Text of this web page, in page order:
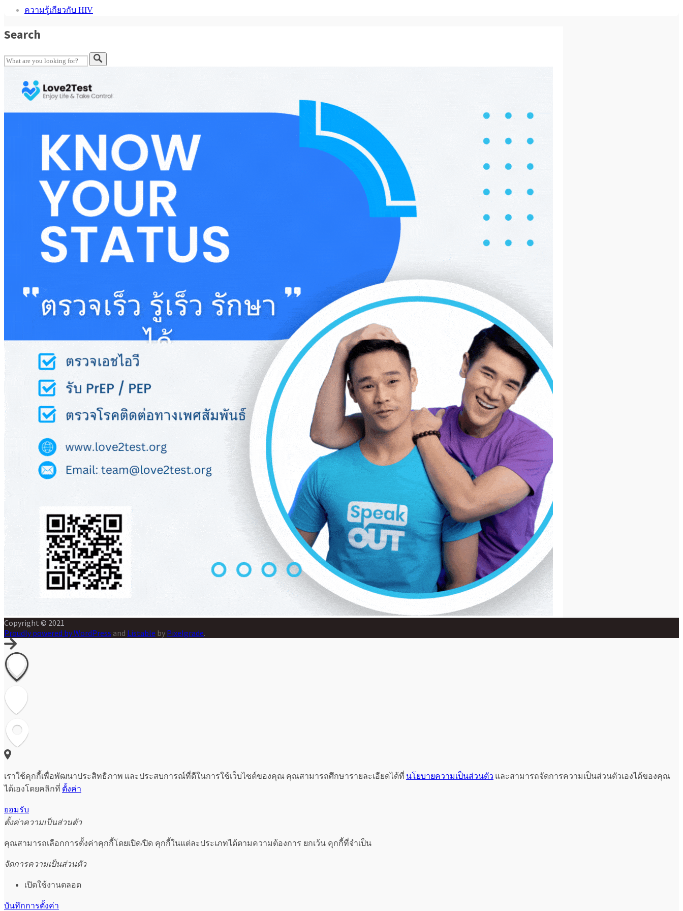
ความรู้เกียวกับ HIV
Search
Copyright © 2021
Proudly powered by WordPress and Listable by Pixelgrade.
เราใช้คุกกี้เพื่อพัฒนาประสิทธิภาพ และประสบการณ์ที่ดีในการใช้เว็บไซต์ของคุณ คุณสามารถศึกษารายละเอียดได้ที่ นโยบายความเป็นส่วนตัว และสามารถจัดการความเป็นส่วนตัวเองได้ของคุณ
ได้เองโดยคลิกที่ ตั้งค่า
ยอมรับ
ตั้งค่าความเป็นส่วนตัว
คุณสามารถเลือกการตั้งค่าคุกกี้โดยเปิด/ปิด คุกกี้ในแต่ละประเภทได้ตามความต้องการ ยกเว้น คุกกี้ที่จำเป็น
จัดการความเป็นส่วนตัว
เปิดใช้งานตลอด
บันทึกการตั้งค่า